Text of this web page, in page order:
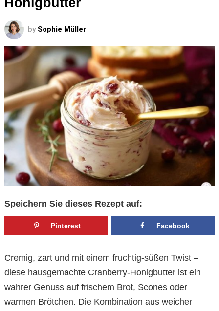
Honigbutter
by Sophie Müller
Speichern Sie dieses Rezept auf:
Pinterest Facebook
Cremig, zart und mit einem fruchtig-süßen Twist –
diese hausgemachte Cranberry-Honigbutter ist ein
wahrer Genuss auf frischem Brot, Scones oder
warmen Brötchen. Die Kombination aus weicher